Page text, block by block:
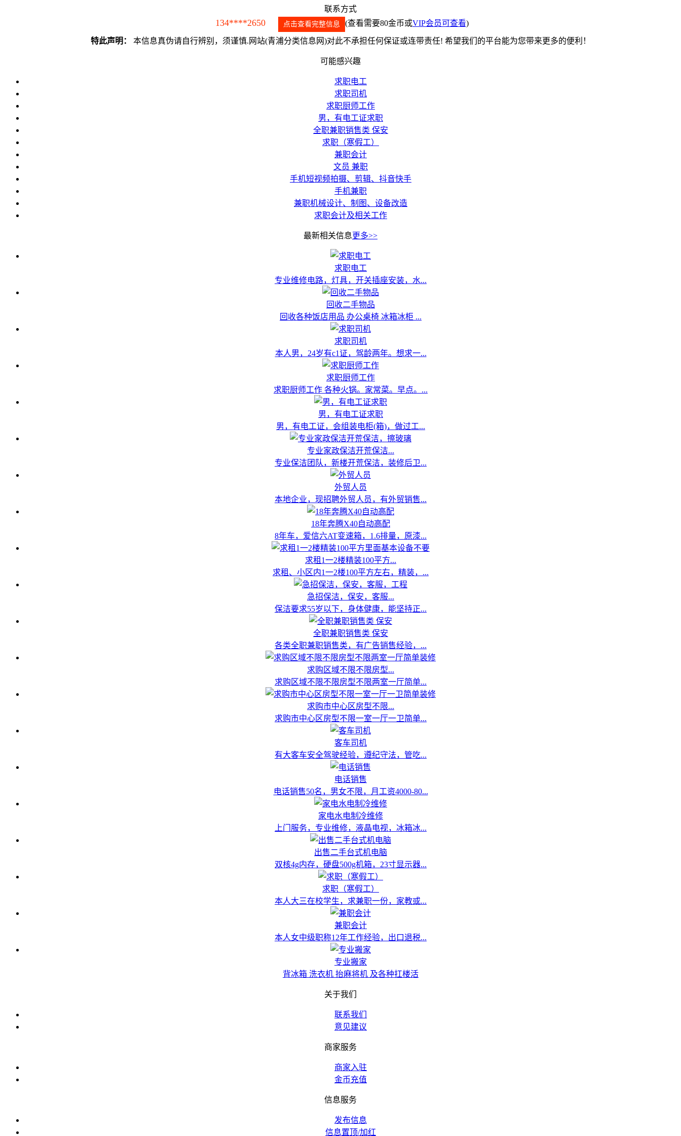
联系方式
134****2650 点击查看完整信息 (查看需要80金币或VIP会员可查看)
特此声明： 本信息真伪请自行辨别，须谨慎.网站(青浦分类信息网)对此不承担任何保证或连带责任! 希望我们的平台能为您带来更多的便利！
可能感兴趣
求职电工
求职司机
求职厨师工作
男，有电工证求职
全职兼职销售类 保安
求职（寒假工）
兼职会计
文员 兼职
手机短视频拍摄、剪辑、抖音快手
手机兼职
兼职机械设计、制图、设备改造
求职会计及相关工作
最新相关信息更多>>
求职电工
专业维修电路，灯具，开关插座安装，水...
回收二手物品
回收各种饭店用品 办公桌椅 冰箱冰柜 ...
求职司机
本人男，24岁有c1证，驾龄两年。想求一...
求职厨师工作
求职厨师工作 各种火锅。家常菜。早点。...
男，有电工证求职
男，有电工证，会组装电柜(箱)，做过工...
专业家政保洁开荒保洁...
专业保洁团队，新楼开荒保洁，装修后卫...
外贸人员
本地企业，现招聘外贸人员，有外贸销售...
18年奔腾X40自动高配
8年车，爱信六AT变速箱，1.6排量，原漆...
求租1一2楼精装100平方...
求租、小区内1一2楼100平方左右，精装，...
急招保洁，保安，客服...
保洁要求55岁以下，身体健康，能坚持正...
全职兼职销售类 保安
各类全职兼职销售类，有广告销售经验，...
求购区域不限不限房型...
求购区域不限不限房型不限两室一厅简单...
求购市中心区房型不限...
求购市中心区房型不限一室一厅一卫简单...
客车司机
有大客车安全驾驶经验，遵纪守法，管吃...
电话销售
电话销售50名，男女不限，月工资4000-80...
家电水电制冷维修
上门服务，专业维修，液晶电视，冰箱冰...
出售二手台式机电脑
双核4g内存，硬盘500g机箱，23寸显示器...
求职（寒假工）
本人大三在校学生，求兼职一份，家教或...
兼职会计
本人女中级职称12年工作经验，出口退税...
专业搬家
背冰箱 洗衣机 抬麻将机 及各种扛楼活
关于我们
联系我们
意见建议
商家服务
商家入驻
金币充值
信息服务
发布信息
信息置顶/加红